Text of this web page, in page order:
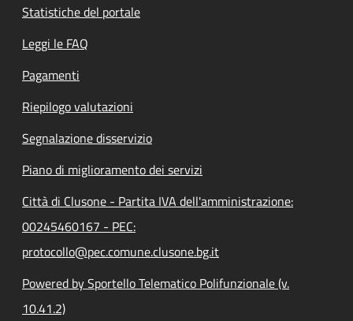
Statistiche del portale
Leggi le FAQ
Pagamenti
Riepilogo valutazioni
Segnalazione disservizio
Piano di miglioramento dei servizi
Città di Clusone - Partita IVA dell'amministrazione:
00245460167 - PEC:
protocollo@pec.comune.clusone.bg.it
Powered by Sportello Telematico Polifunzionale (v.
10.41.2)